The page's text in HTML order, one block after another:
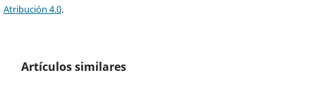
Atribución 4.0.
Artículos similares